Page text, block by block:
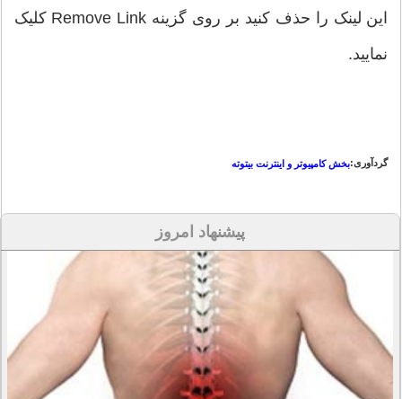
این لینک را حذف کنید بر روی گزینه Remove Link کلیک
نمایید.
گردآوری:بخش کامپیوتر و اینترنت بیتوته
پیشنهاد امروز